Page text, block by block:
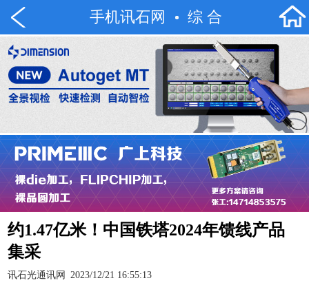
手机讯石网 综 合
约1.47亿米！中国铁塔2024年馈线产品
集采
讯石光通讯网 2023/12/21 16:55:13